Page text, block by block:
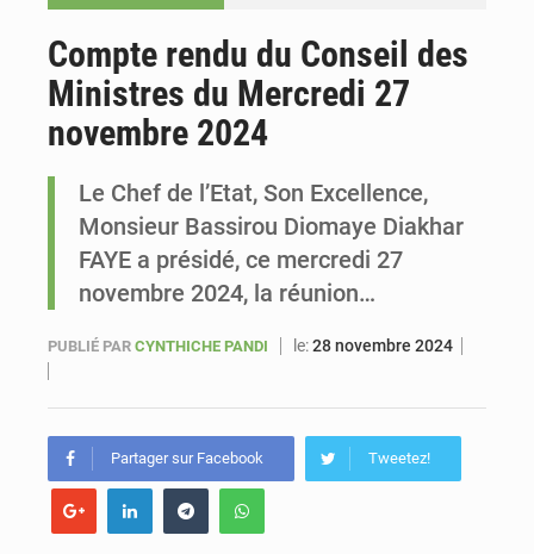
Sénégal : la presse salue le nouvel appui financier de la Banque mondiale
Sénégal : Ousmane Diagne prêtera serment le 11 août comme président du Conseil constitutionnel
Compte rendu du Conseil des
Ministres du Mercredi 27
novembre 2024
Le Chef de l’Etat, Son Excellence,
Monsieur Bassirou Diomaye Diakhar
FAYE a présidé, ce mercredi 27
novembre 2024, la réunion…
PUBLIÉ PAR CYNTHICHE PANDI le:28 novembre 2024
Partager sur Facebook Tweetez!